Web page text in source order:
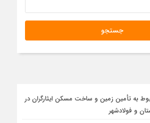
به تأمین زمین و ساخت مسکن ایثارگران در
و فولادشهر